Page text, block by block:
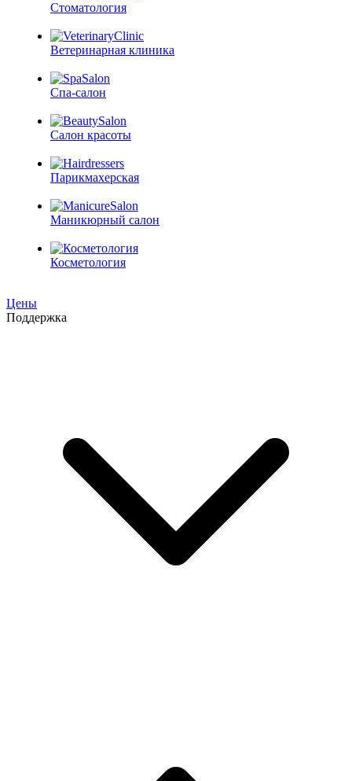
Стоматология
Ветеринарная клиника
Спа-салон
Салон красоты
Парикмахерская
Маникюрный салон
Косметология
Цены
Поддержка